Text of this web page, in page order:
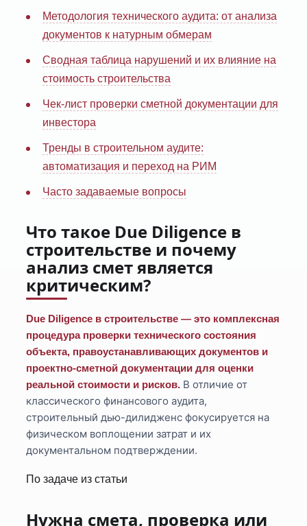
Методология технического аудита: от анализа
документов к натурным обмерам
Сводная таблица нарушений и их влияние на
стоимость строительства
Чек-лист проверки сметной документации для
инвестора
Тренды в строительном аудите:
автоматизация и переход на РИМ
Часто задаваемые вопросы
Что такое Due Diligence в
строительстве и почему
анализ смет является
критическим?
Due Diligence в строительстве — это комплексная
процедура проверки технического состояния
объекта, правоустанавливающих документов и
проектно-сметной документации для оценки
реальной стоимости и рисков. В отличие от
классического финансового аудита,
строительный дью-дилидженс фокусируется на
физическом воплощении затрат и их
документальном подтверждении.
По задаче из статьи
Нужна смета, проверка или